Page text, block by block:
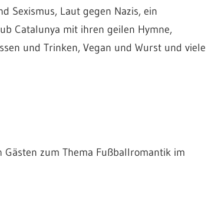
Sexismus, Laut gegen Nazis, ein
Catalunya mit ihren geilen Hymne,
und Trinken, Vegan und Wurst und viele
zum Thema Fußballromantik im